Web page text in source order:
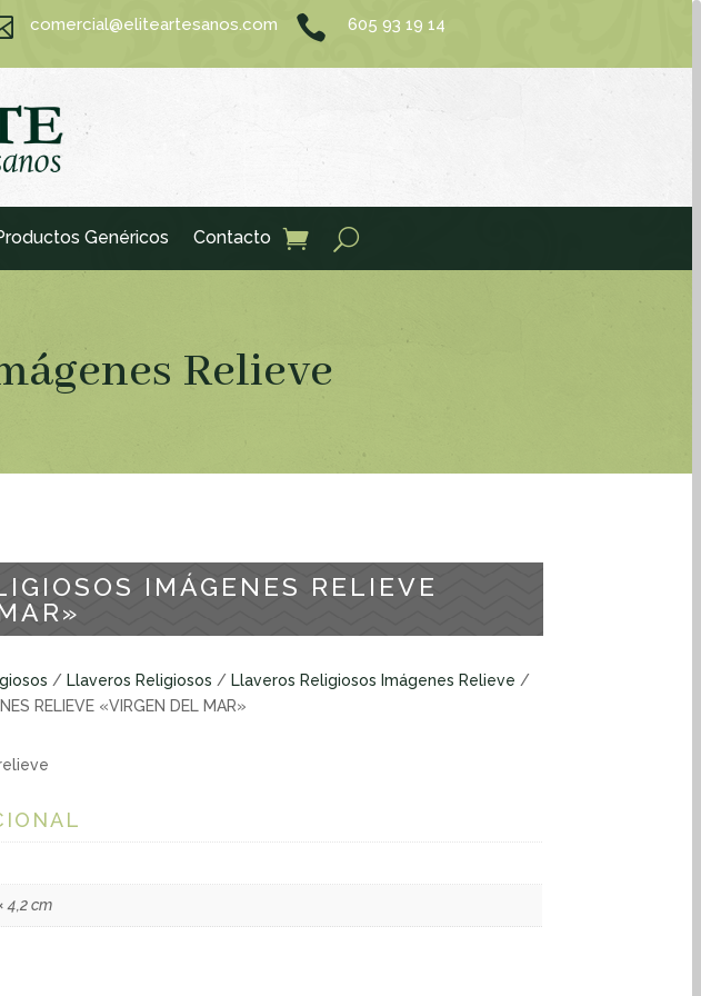
comercial@eliteartesanos.com  605 93 19 14
Genéricos Contacto
Relieve
IMÁGENES RELIEVE
/ Llaveros Religiosos / Llaveros Religiosos Imágenes Relieve /
RELIEVE «VIRGEN DEL MAR»
4,2 cm